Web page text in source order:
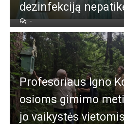
de­zin­fek­ci­ją
-
Pro­fe­so­riaus Ig­no
osioms gimimo
jo vai­kys­tės vie­to­mis